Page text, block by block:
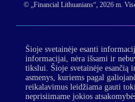
© „Financial Lithuanians“, 2026 m.
Šioje svetainėje esanti
informacijai, nėra išsami ir
tikslui. Šioje svetainėje
asmenys, kuriems pagal
reikalavimus leidžiama gauti
neprisiimame jokios